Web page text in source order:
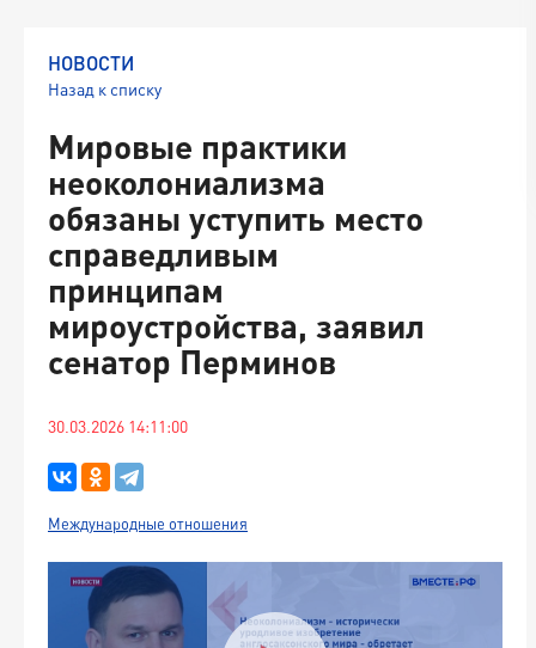
НОВОСТИ
Назад к списку
Мировые практики
неоколониализма
обязаны уступить место
справедливым
принципам
мироустройства, заявил
сенатор Перминов
30.03.2026 14:11:00
Международные отношения